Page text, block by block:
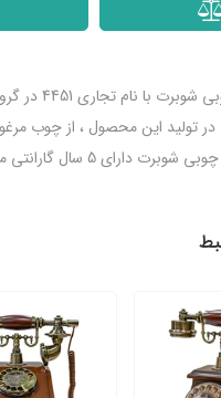
تلفن رومیزی
در تولید این محصول ، از چوب
5 سال گارانتی میباشند .